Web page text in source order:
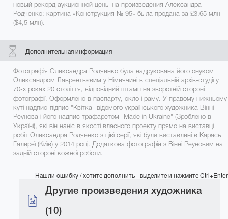
новый рекорд аукционной цены на произведения Александра
Родченко: картина «Конструкция № 95» была продана за £3,65 млн
($4,5 млн).
Дополнительная информация
Фотографія Олександра Родченко була надрукована його онуком
Олександром Лаврентьєвим у Німеччині в спеціальній архів-студії у
70-х роках 20 століття, відповідний штамп на зворотній стороні
фотографії. Оформлено в паспарту, скло і раму. У правому нижньому
куті надпис-підпис "Квітка" відомого українського художника Вінні
Реунова і його надпис трафаретом "Made in Ukraine" (Зроблено в
Україні), які він наніс в якості власного проекту прямо на виставці
робіт Олександра Родченко з цієї серії, які були виставлені в Карась
Галереї (Київ) у 2014 році. Додаткова фотографія з Вінні Реуновим на
задній стороні кожної роботи.
Нашли ошибку / хотите дополнить - выделите и нажмите Ctrl+Enter
Другие произведения художника
(10)